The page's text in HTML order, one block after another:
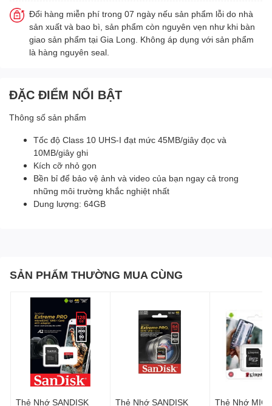
Đổi hàng miễn phí trong 07 ngày nếu sản phẩm lỗi do nhà
sản xuất và bao bì, sản phẩm còn nguyên vẹn như khi bàn
giao sản phẩm tại Gia Long. Không áp dụng với sản phẩm
là hàng nguyên seal.
ĐẶC ĐIỂM NỔI BẬT
Thông số sản phẩm
Tốc độ Class 10 UHS-I đạt mức 45MB/giây đọc và
10MB/giây ghi
Kích cỡ nhỏ gọn
Bền bỉ để bảo vệ ảnh và video của bạn ngay cả trong
những môi trường khắc nghiệt nhất
Dung lượng: 64GB
SẢN PHẨM THƯỜNG MUA CÙNG
Thẻ Nhớ SANDISK
Thẻ Nhớ SANDISK
Thẻ Nhớ